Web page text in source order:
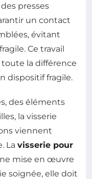
presses
un contact
évitant
Ce travail
toute la différence
dispositif fragile.
des éléments
la visserie
viennent
La visserie pour
mise en œuvre
soignée, elle doit